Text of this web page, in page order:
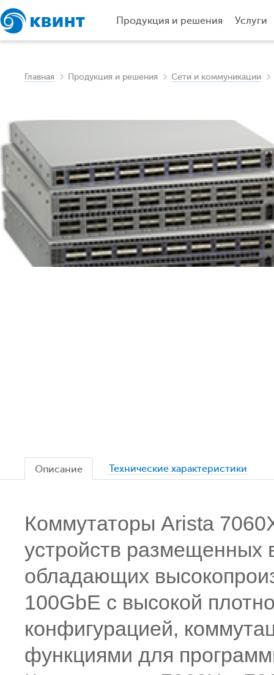
Продукция и решения Услуги
Главная Продукция и решения Сети и коммуникации
Описание Технические характеристики
Коммутаторы Arista
устройств
обладающих
100GbE с высокой
конфигурацией,
функциями для